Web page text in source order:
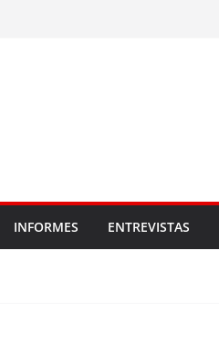
INFORMES ENTREVISTAS